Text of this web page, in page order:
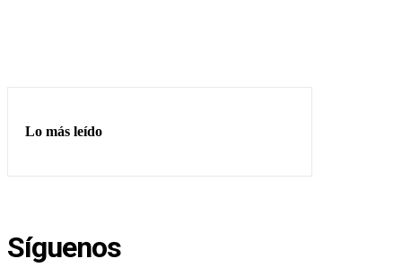
Lo más leído
Síguenos